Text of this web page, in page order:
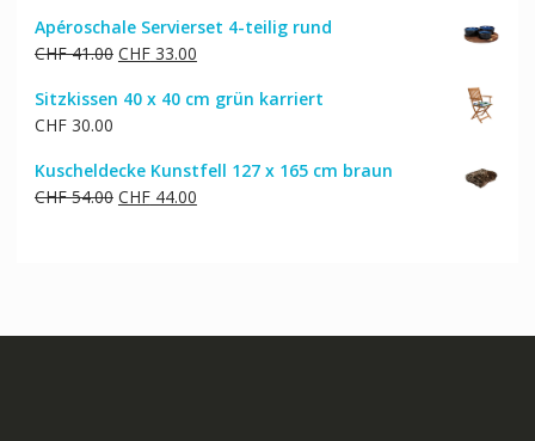
war:
CHF 429.00
ist:
Apéroschale Servierset 4-teilig rund
CHF41.00 Ursprünglicher
war:
CHF33.00Aktueller
ist:
Sitzkissen 40 x 40 cm grün karriert
CHF30.00
Kuscheldecke Kunstfell 127 x 165 cm braun
CHF54.00 Ursprünglicher
CHF44.00Aktueller